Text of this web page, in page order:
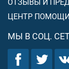
ЦЕНТР ПОМОЩИ
МЫ В СОЦ.